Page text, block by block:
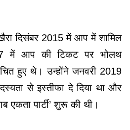
दिसंबर 2015 में आप में शामिल
में आप की टिकट पर भोलथ
हुए थे। उन्होंने जनवरी 2019
से इस्तीफा दे दिया था और
एकता पार्टी’ शुरू की थी।